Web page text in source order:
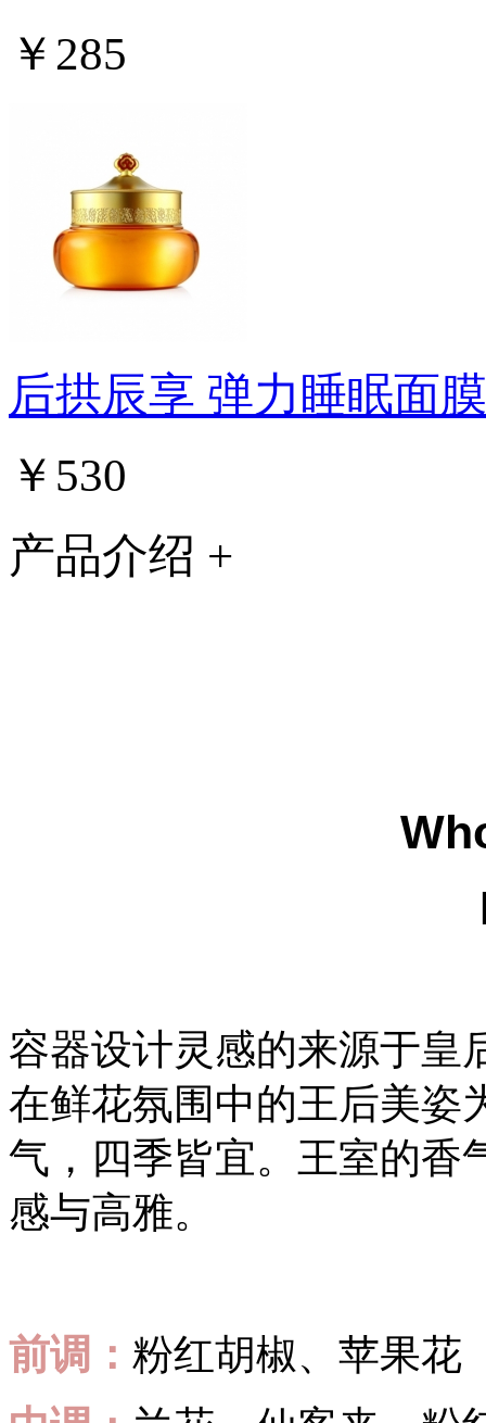
￥285
后拱辰享 弹力睡眠面膜
￥530
产品介绍 +
容器设计灵感的来源于皇
在鲜花氛围中的王后美姿
气，四季皆宜。王室的香
感与高雅。
前调： 粉红胡椒、苹果花